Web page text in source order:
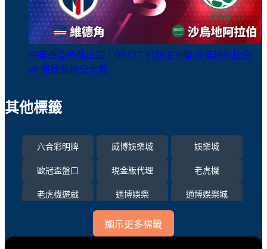
中東西亞綠鷹出征！06/27 引關注 H組 沙烏地阿拉伯
vs 維德角搶分大戰
其他標籤
六合彩明牌 威博娛樂城
娛樂城
歐冠盃盤口
現金版代理
老虎機
老虎機遊戲
通博娛樂
通博娛樂城
運彩比分
顯示更多標籤